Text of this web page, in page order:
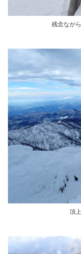
残念なが
頂